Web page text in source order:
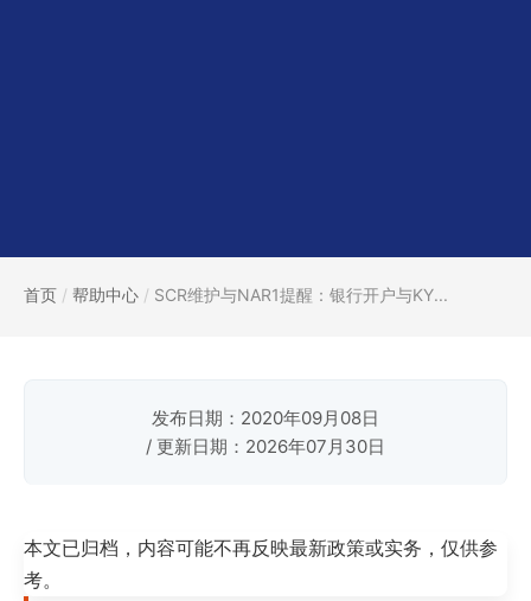
首页 / 帮助中心 / SCR维护与NAR1提醒：银行开户与KY...
发布日期：2020年09月08日
/ 更新日期：2026年07月30日
本文已归档，内容可能不再反映最新政策或实务，仅供参
考。